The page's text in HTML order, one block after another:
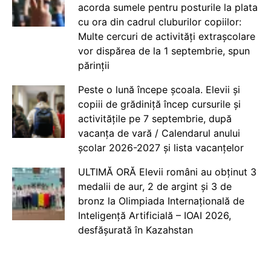
acorda sumele pentru posturile la plata
cu ora din cadrul cluburilor copiilor:
Multe cercuri de activități extrașcolare
vor dispărea de la 1 septembrie, spun
părinții
Peste o lună începe școala. Elevii și
copiii de grădiniță încep cursurile și
activitățile pe 7 septembrie, după
vacanța de vară / Calendarul anului
școlar 2026-2027 și lista vacanțelor
ULTIMĂ ORĂ Elevii români au obținut 3
medalii de aur, 2 de argint și 3 de
bronz la Olimpiada Internațională de
Inteligență Artificială – IOAI 2026,
desfășurată în Kazahstan